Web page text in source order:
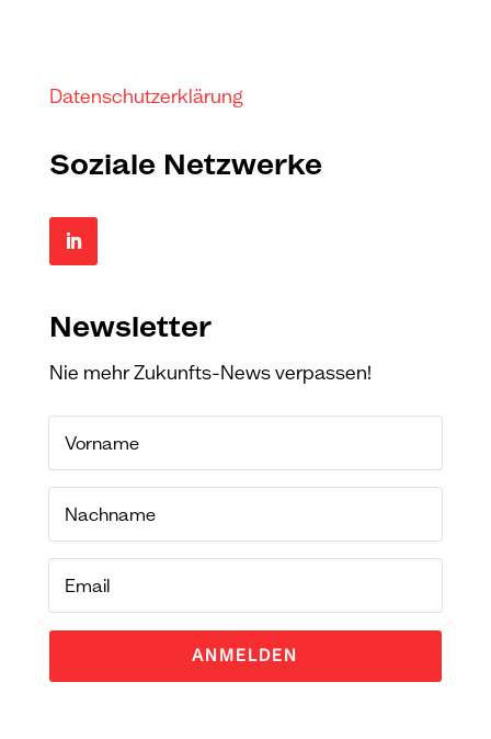
Datenschutzerklärung
Soziale Netzwerke
Newsletter
Nie mehr Zukunfts-News verpassen!
ANMELDEN